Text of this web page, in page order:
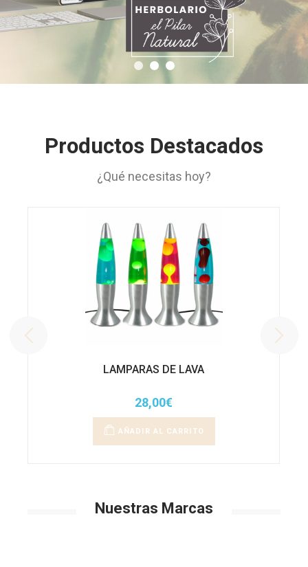
Productos Destacados
¿Qué necesitas hoy?
LAMPARAS DE LAVA
28,00€
AÑADIR AL CARRITO
Nuestras Marcas